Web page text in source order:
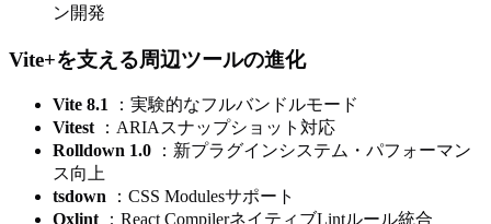
ン開発
Vite+を支える周辺ツールの進化
Vite 8.1
：実験的なフルバンドルモード
Vitest ：ARIAスナップショット対応
Rolldown 1.0 ：新プラグインシステム・パフォーマン
ス向上
tsdown ：CSS Modulesサポート
Oxlint ：React CompilerネイティブLintルール統合